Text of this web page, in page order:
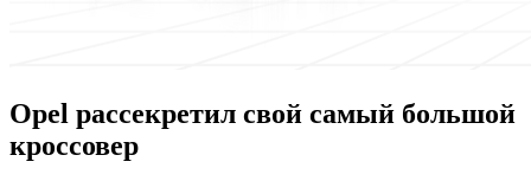
Opel рассекретил свой самый большой
кроссовер